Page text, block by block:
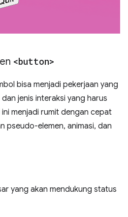
<button>
bisa menjadi pekerjaan yang
jenis interaksi yang harus
menjadi rumit dengan cepat
pseudo-elemen, animasi, dan
yang akan mendukung status